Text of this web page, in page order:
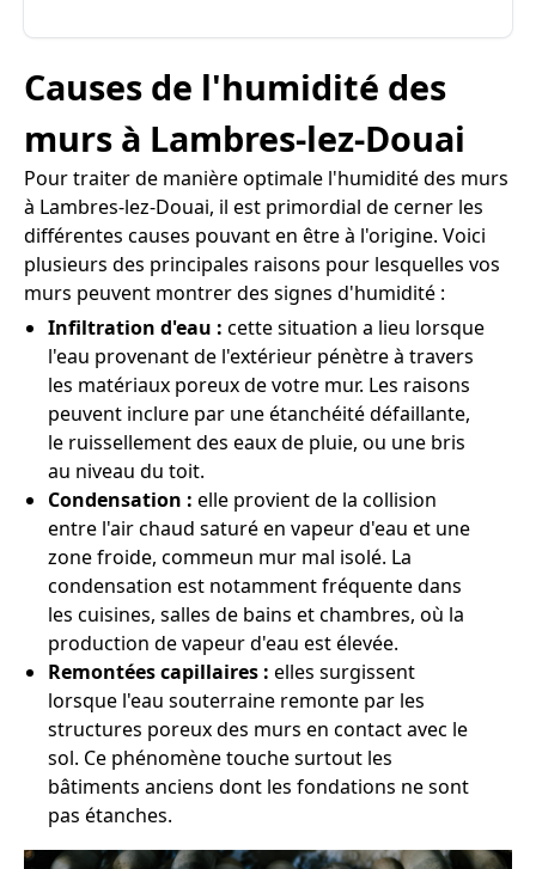
Causes de l'humidité des
murs à Lambres-lez-Douai
Pour traiter de manière optimale l'humidité des murs
à Lambres-lez-Douai, il est primordial de cerner les
différentes causes pouvant en être à l'origine. Voici
plusieurs des principales raisons pour lesquelles vos
murs peuvent montrer des signes d'humidité :
Infiltration d'eau : cette situation a lieu lorsque
l'eau provenant de l'extérieur pénètre à travers
les matériaux poreux de votre mur. Les raisons
peuvent inclure par une étanchéité défaillante,
le ruissellement des eaux de pluie, ou une bris
au niveau du toit.
Condensation : elle provient de la collision
entre l'air chaud saturé en vapeur d'eau et une
zone froide, commeun mur mal isolé. La
condensation est notamment fréquente dans
les cuisines, salles de bains et chambres, où la
production de vapeur d'eau est élevée.
Remontées capillaires : elles surgissent
lorsque l'eau souterraine remonte par les
structures poreux des murs en contact avec le
sol. Ce phénomène touche surtout les
bâtiments anciens dont les fondations ne sont
pas étanches.